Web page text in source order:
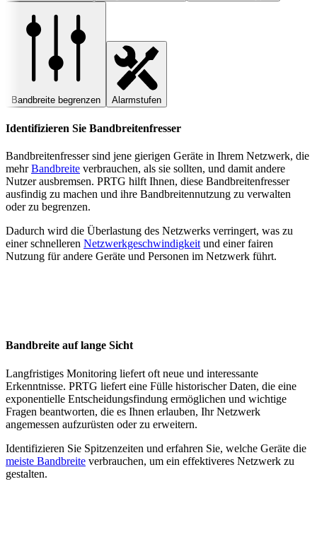
Bandbreite begrenzen Alarmstufen
Identifizieren Sie Bandbreitenfresser
Bandbreitenfresser sind jene gierigen Geräte in Ihrem Netzwerk, die
mehrBandbreite verbrauchen, als sie sollten, und damit andere
Nutzer ausbremsen. PRTG hilft Ihnen, diese Bandbreitenfresser
ausfindig zu machen und ihre Bandbreitennutzung zu verwalten
oder zu begrenzen.
Dadurch wird die Überlastung des Netzwerks verringert, was zu
einer schnelleren Netzwerkgeschwindigkeitund einer fairen
Nutzung für andere Geräte und Personen im Netzwerk führt.
Bandbreite auf lange Sicht
Langfristiges Monitoring liefert oft neue und interessante
Erkenntnisse. PRTG liefert eine Fülle historischer Daten, die eine
exponentielle Entscheidungsfindung ermöglichen und wichtige
Fragen beantworten, die es Ihnen erlauben, Ihr Netzwerk
angemessen aufzurüsten oder zu erweitern.
Identifizieren Sie Spitzenzeiten und erfahren Sie, welche Geräte die
meiste Bandbreite verbrauchen, um ein effektiveres Netzwerk zu
gestalten.